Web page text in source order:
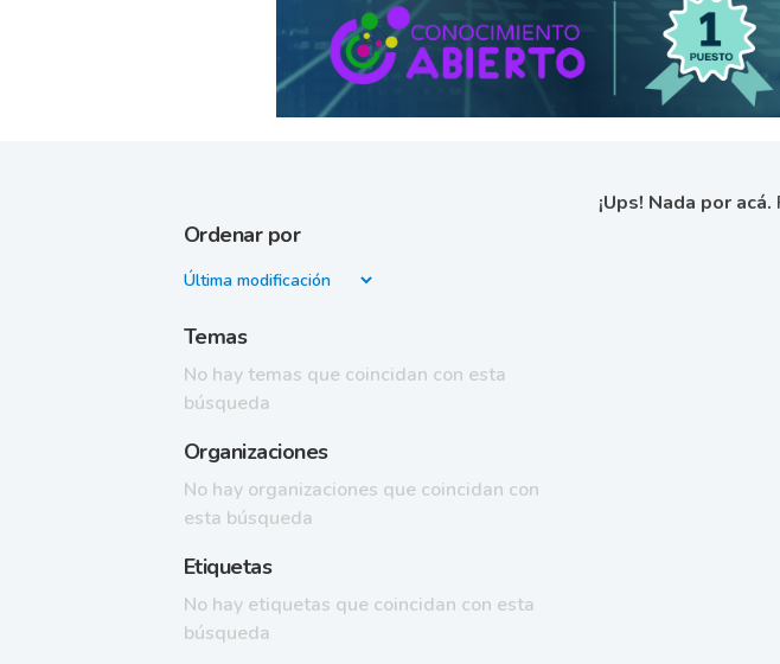
Ordenar por
Temas
No hay temas que coincidan con esta
búsqueda
Organizaciones
No hay organizaciones que coincidan con
esta búsqueda
Etiquetas
No hay etiquetas que coincidan con esta
búsqueda
¡Ups! Nada por acá.